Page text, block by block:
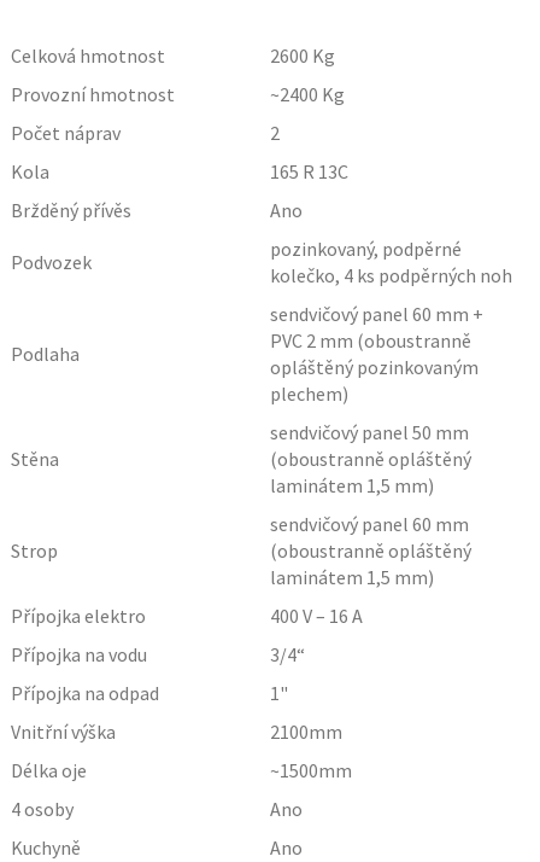
Celková hmotnost 2600 Kg
Provozní hmotnost
~2400 Kg
Počet náprav
2
Kola
165 R 13C
Bržděný přívěs
Ano
Podvozek
pozinkovaný, podpěrné
kolečko, 4 ks podpěrných noh
Podlaha
sendvičový panel 60 mm +
PVC 2 mm (oboustranně
opláštěný pozinkovaným
plechem)
Stěna
sendvičový panel 50 mm
(oboustranně opláštěný
laminátem 1,5 mm)
Strop
sendvičový panel 60 mm
(oboustranně opláštěný
laminátem 1,5 mm)
Přípojka elektro
400 V – 16 A
Přípojka na vodu
3/4“
Přípojka na odpad
1"
Vnitřní výška
2100mm
Délka oje
~1500mm
4 osoby
Ano
Kuchyně
Ano